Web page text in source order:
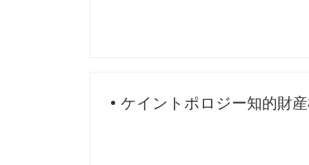
ケイントポロジー知的財